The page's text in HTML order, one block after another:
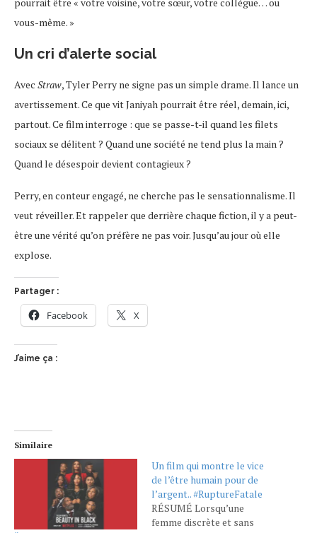
pourrait être « votre voisine, votre sœur, votre collègue… ou
vous-même. »
Un cri d’alerte social
Avec Straw, Tyler Perry ne signe pas un simple drame. Il lance un
avertissement. Ce que vit Janiyah pourrait être réel, demain, ici,
partout. Ce film interroge : que se passe-t-il quand les filets
sociaux se délitent ? Quand une société ne tend plus la main ?
Quand le désespoir devient contagieux ?
Perry, en conteur engagé, ne cherche pas le sensationnalisme. Il
veut réveiller. Et rappeler que derrière chaque fiction, il y a peut-
être une vérité qu’on préfère ne pas voir. Jusqu’au jour où elle
explose.
Partager :
Facebook X
J’aime ça :
Similaire
Un film qui montre le vice
de l’être humain pour de
l’argent.. #RuptureFatale
RÉSUMÉ Lorsqu’une
femme discrète et sans